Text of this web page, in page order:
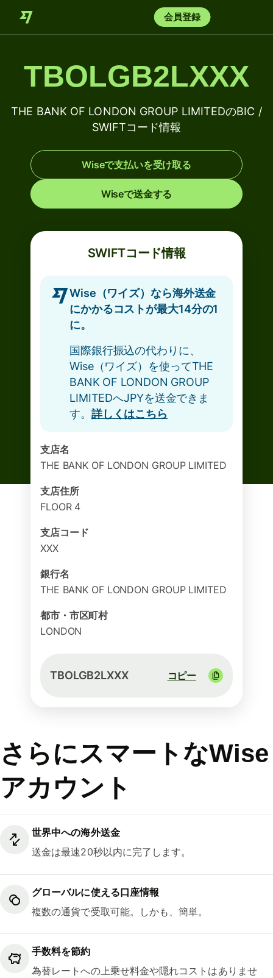
会員登録
TBOLGB2LXXX
THE BANK OF LONDON GROUP LIMITEDのBIC /
SWIFTコード情報
Wiseで支払いを受け取る
Wiseで送金する
SWIFTコード情報
Wise（ワイズ）なら海外送金
にかかるコストが最大14分の1
に。
国際銀行振込の代わりに、
Wise（ワイズ）を使ってTHE
BANK OF LONDON GROUP
LIMITEDへJPYを送金できま
す。 詳しくはこちら
支店名
THE BANK OF LONDON GROUP LIMITED
支店住所
FLOOR 4
支店コード
XXX
銀行名
THE BANK OF LONDON GROUP LIMITED
都市・市区町村
LONDON
TBOLGB2LXXX コピー
さらにスマートなWise
アカウント
世界中への海外送金
送金は最速20秒以内に完了します。
グローバルに使える口座情報
複数の通貨で受取可能。しかも、簡単。
手数料を節約
為替レートへの上乗せ料金や隠れコストはありませ